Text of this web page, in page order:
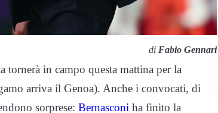
di Fabio Gennari
in campo questa mattina per la
arriva il Genoa). Anche i convocati, di
sorprese: Bernasconi ha finito la